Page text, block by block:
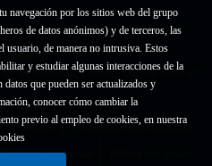
navegación por los sitios web del grupo
de datos anónimos) y de terceros, las
usuario, de manera no intrusiva. Estos
y estudiar algunas interacciones de la
que pueden ser actualizados y
conocer cómo cambiar la
previo al empleo de cookies, en nuestra
de Educación, Cultura y Deporte con el nº
Zaragoza.
Contacto
Declaración de accesibilidad
Política de privacidad